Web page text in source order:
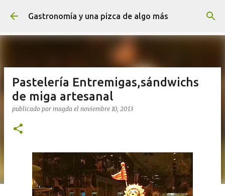
Ir al contenido principal
Gastronomía y una pizca de algo más
Pastelería Entremigas,sándwichs
de miga artesanal
publicado por magda el noviembre 10, 2013